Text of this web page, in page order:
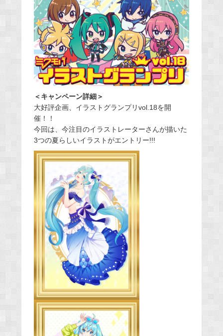
k
＜キャンペーン詳細＞
大好評企画、イラストグランプリvol.18を開
催！！
今回は、今注目のイラストレーターさんが描いた
3つの夏らしいイラストがエントリー!!!